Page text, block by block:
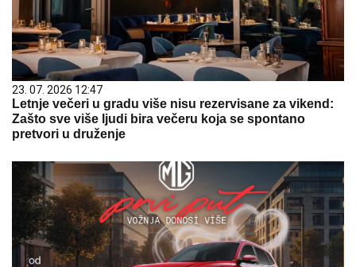
23. 07. 2026 12:47
Letnje večeri u gradu više nisu rezervisane za vikend:
Zašto sve više ljudi bira večeru koja se spontano
pretvori u druženje